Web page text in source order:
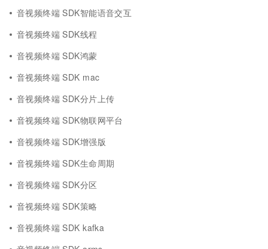
音视频终端 SDK智能语音交互
音视频终端 SDK线程
音视频终端 SDK鸿蒙
音视频终端 SDK mac
音视频终端 SDK分片上传
音视频终端 SDK物联网平台
音视频终端 SDK增强版
音视频终端 SDK生命周期
音视频终端 SDK分区
音视频终端 SDK策略
音视频终端 SDK kafka